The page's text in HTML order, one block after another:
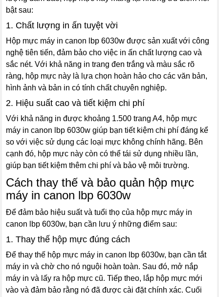
bật sau:
1. Chất lượng in ấn tuyệt vời
Hộp mực máy in canon lbp 6030w được sản xuất với công
nghệ tiên tiến, đảm bảo cho việc in ấn chất lượng cao và
sắc nét. Với khả năng in trang đen trắng và màu sắc rõ
ràng, hộp mực này là lựa chọn hoàn hảo cho các văn bản,
hình ảnh và bản in có tính chất chuyên nghiệp.
2. Hiệu suất cao và tiết kiệm chi phí
Với khả năng in được khoảng 1.500 trang A4, hộp mực
máy in canon lbp 6030w giúp bạn tiết kiệm chi phí đáng kể
so với việc sử dụng các loại mực không chính hãng. Bên
cạnh đó, hộp mực này còn có thể tái sử dụng nhiều lần,
giúp bạn tiết kiệm thêm chi phí và bảo vệ môi trường.
Cách thay thế và bảo quản hộp mực
máy in canon lbp 6030w
Để đảm bảo hiệu suất và tuổi thọ của hộp mực máy in
canon lbp 6030w, bạn cần lưu ý những điểm sau:
1. Thay thế hộp mực đúng cách
Để thay thế hộp mực máy in canon lbp 6030w, bạn cần tắt
máy in và chờ cho nó nguội hoàn toàn. Sau đó, mở nắp
máy in và lấy ra hộp mực cũ. Tiếp theo, lắp hộp mực mới
vào và đảm bảo rằng nó đã được cài đặt chính xác. Cuối